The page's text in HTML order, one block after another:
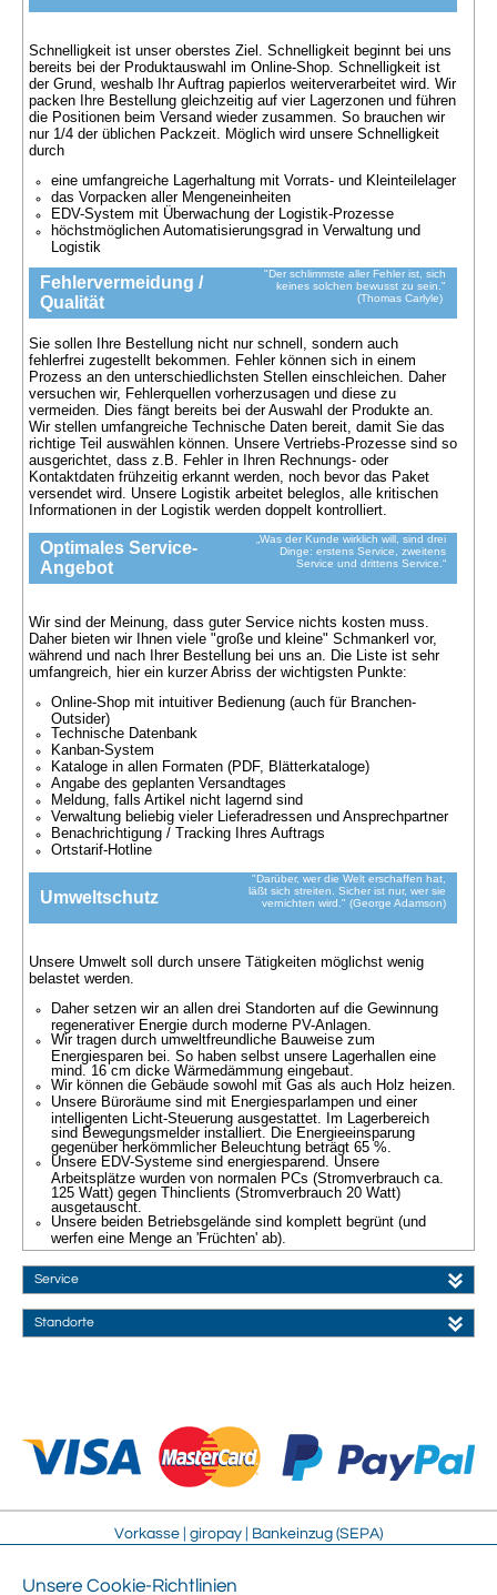
Schnelligkeit ist unser oberstes Ziel. Schnelligkeit beginnt bei uns
bereits bei der Produktauswahl im Online-Shop. Schnelligkeit ist
der Grund, weshalb Ihr Auftrag papierlos weiterverarbeitet wird. Wir
packen Ihre Bestellung gleichzeitig auf vier Lagerzonen und führen
die Positionen beim Versand wieder zusammen. So brauchen wir
nur 1/4 der üblichen Packzeit. Möglich wird unsere Schnelligkeit
durch
eine umfangreiche Lagerhaltung mit Vorrats- und Kleinteilelager
das Vorpacken aller Mengeneinheiten
EDV-System mit Überwachung der Logistik-Prozesse
höchstmöglichen Automatisierungsgrad in Verwaltung und
Logistik
Fehlervermeidung /
Qualität
"Der schlimmste aller Fehler ist, sich
keines solchen bewusst zu sein."
(Thomas Carlyle)
Sie sollen Ihre Bestellung nicht nur schnell, sondern auch
fehlerfrei zugestellt bekommen. Fehler können sich in einem
Prozess an den unterschiedlichsten Stellen einschleichen. Daher
versuchen wir, Fehlerquellen vorherzusagen und diese zu
vermeiden. Dies fängt bereits bei der Auswahl der Produkte an.
Wir stellen umfangreiche Technische Daten bereit, damit Sie das
richtige Teil auswählen können. Unsere Vertriebs-Prozesse sind so
ausgerichtet, dass z.B. Fehler in Ihren Rechnungs- oder
Kontaktdaten frühzeitig erkannt werden, noch bevor das Paket
versendet wird. Unsere Logistik arbeitet beleglos, alle kritischen
Informationen in der Logistik werden doppelt kontrolliert.
Optimales Service-
Angebot
„Was der Kunde wirklich will, sind drei
Dinge: erstens Service, zweitens
Service und drittens Service.“
Wir sind der Meinung, dass guter Service nichts kosten muss.
Daher bieten wir Ihnen viele "große und kleine" Schmankerl vor,
während und nach Ihrer Bestellung bei uns an. Die Liste ist sehr
umfangreich, hier ein kurzer Abriss der wichtigsten Punkte:
Online-Shop mit intuitiver Bedienung (auch für Branchen-
Outsider)
Technische Datenbank
Kanban-System
Kataloge in allen Formaten (PDF, Blätterkataloge)
Angabe des geplanten Versandtages
Meldung, falls Artikel nicht lagernd sind
Verwaltung beliebig vieler Lieferadressen und Ansprechpartner
Benachrichtigung / Tracking Ihres Auftrags
Ortstarif-Hotline
Umweltschutz
"Darüber, wer die Welt erschaffen hat,
läßt sich streiten. Sicher ist nur, wer sie
vernichten wird." (George Adamson)
Unsere Umwelt soll durch unsere Tätigkeiten möglichst wenig
belastet werden.
Daher setzen wir an allen drei Standorten auf die Gewinnung
regenerativer Energie durch moderne PV-Anlagen.
Wir tragen durch umweltfreundliche Bauweise zum
Energiesparen bei. So haben selbst unsere Lagerhallen eine
mind. 16 cm dicke Wärmedämmung eingebaut.
Wir können die Gebäude sowohl mit Gas als auch Holz heizen.
Unsere Büroräume sind mit Energiesparlampen und einer
intelligenten Licht-Steuerung ausgestattet. Im Lagerbereich
sind Bewegungsmelder installiert. Die Energieeinsparung
gegenüber herkömmlicher Beleuchtung beträgt 65 %.
Unsere EDV-Systeme sind energiesparend. Unsere
Arbeitsplätze wurden von normalen PCs (Stromverbrauch ca.
125 Watt) gegen Thinclients (Stromverbrauch 20 Watt)
ausgetauscht.
Unsere beiden Betriebsgelände sind komplett begrünt (und
werfen eine Menge an 'Früchten' ab).
Service
Standorte
Vorkasse | giropay | Bankeinzug (SEPA)
Unsere Cookie-Richtlinien